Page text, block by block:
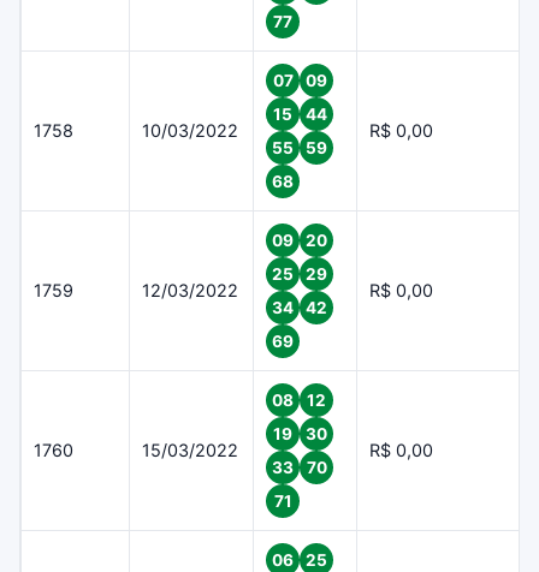
77
1758 10/03/2022
07
09
15
44
55
59
68
R$ 0,00
1759 12/03/2022
09
20
25
29
34
42
69
R$ 0,00
1760 15/03/2022
08
12
19
30
33
70
71
R$ 0,00
06
25